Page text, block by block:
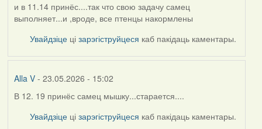
и в 11.14 принёс....так что свою задачу самец
выполняет...и ,вроде, все птенцы накормлены
Увайдзіце цізарэгіструйцеся каб пакідаць каментары.
Alla V- 23.05.2026 - 15:02
В 12. 19 принёс самец мышку...старается....
Увайдзіце цізарэгіструйцеся каб пакідаць каментары.